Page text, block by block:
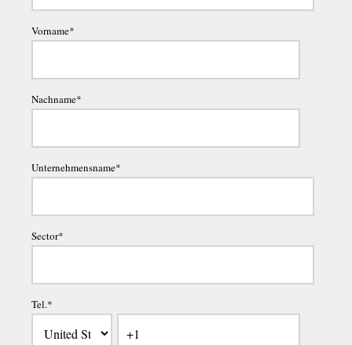
Vorname*
Nachname*
Unternehmensname*
Sector*
Tel.*